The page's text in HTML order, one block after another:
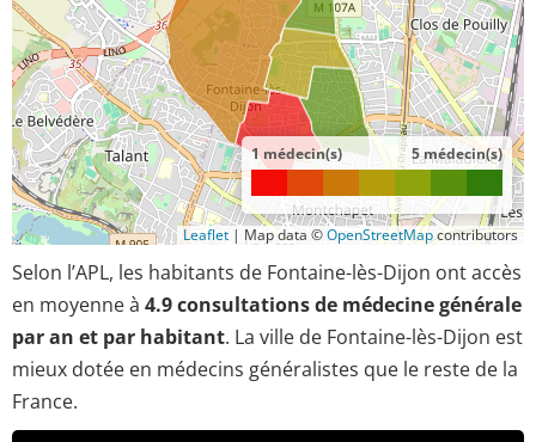
1 médecin(s) 5 médecin(s)
Leaflet | Map data ©OpenStreetMapcontributors
Selon l’APL, les habitants de Fontaine-lès-Dijon ont accès
en moyenne à 4.9 consultations de médecine générale
par an et par habitant. La ville de Fontaine-lès-Dijon est
mieux dotée en médecins généralistes que le reste de la
France.